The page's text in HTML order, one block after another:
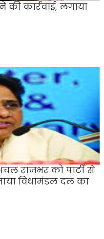
की कार्रवाई, लगाया
राजभर को पार्टी से
विधामंडल दल का